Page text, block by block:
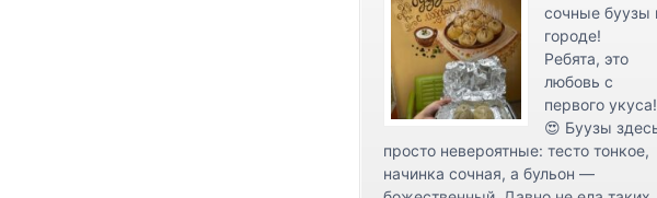
сочные буузы
городе!
Ребята, это
любовь с
первого укуса!
😍 Буузы
просто невероятные: тесто тонкое,
начинка сочная, а бульон —